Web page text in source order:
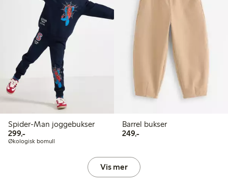
Spider-Man joggebukser
299,-299,00 kr
Økologisk bomull
Barrel bukser
249,-249,00 kr
Vis mer